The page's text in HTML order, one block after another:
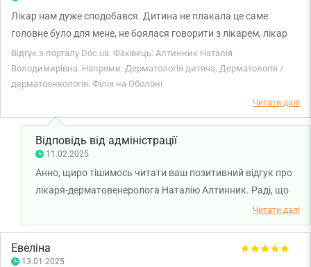
Лікар нам дуже сподобався. Дитина не плакала це саме
головне було для мене, не боялася говорити з лікарем, лікар
гарно провела візит.
Відгук з порталу Doc.ua. Фахівець: Алтинник Наталія
Володимирівна. Напрями: Дерматологія дитяча, Дерматологія /
дерматоонкологія. Філія на Оболоні
Читати далі
Відповідь від адміністрації
11.02.2025
Анно, щиро тішимось читати ваш позитивний відгук про
лікаря-дерматовенеролога Наталію Алтинник. Раді, що
ви залишились задоволені візитом до лікаря. Бажаємо
вам міцного здоров'я!
Читати далі
Евеліна
13.01.2025